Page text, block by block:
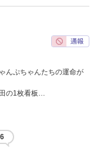
んぷちゃんたちの運命が
の1枚看板…